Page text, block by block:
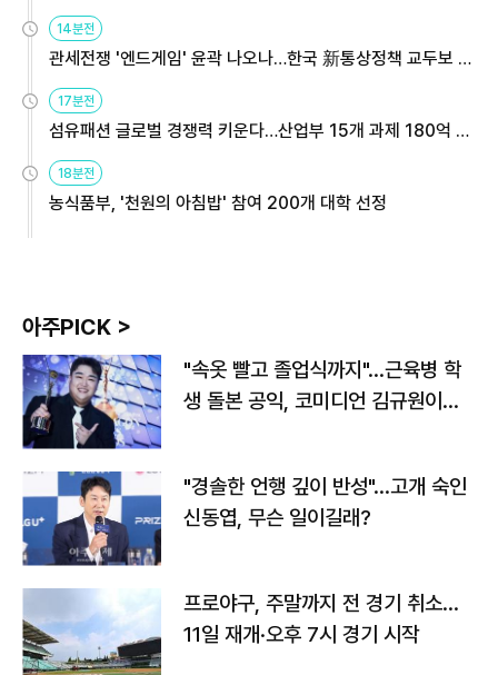
14분전
관세전쟁 '엔드게임' 윤곽 나오나…한국 新통상정책 교두보 활
17분전
섬유패션 글로벌 경쟁력 키운다…산업부 15개 과제 180억 지
18분전
농식품부, '천원의 아침밥' 참여 200개 대학 선정
아주PICK >
"속옷 빨고 졸업식까지"…근육병 학
생 돌본 공익, 코미디언 김규원이었
"경솔한 언행 깊이 반성"…고개 숙인
신동엽, 무슨 일이길래?
프로야구, 주말까지 전 경기 취소…
11일 재개·오후 7시 경기 시작